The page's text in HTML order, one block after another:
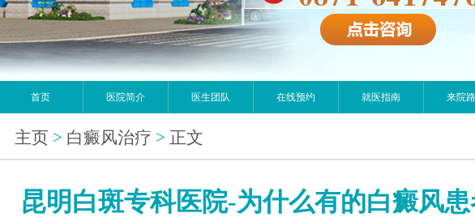
首页 医院简介 医生团队 在线预约 就医指南 来院
主页 > 白癜风治疗 > 正文
昆明白斑专科医院-为什么有的白癜风